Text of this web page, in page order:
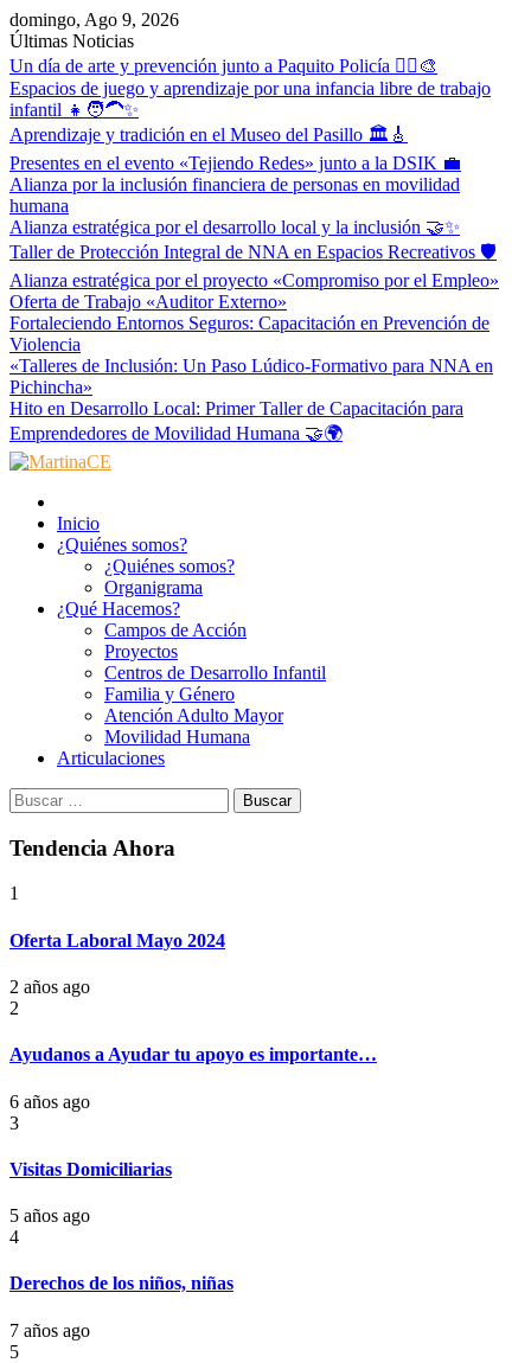
Skip
to
content
domingo, Ago 9, 2026
Últimas Noticias
Un día de arte y prevención junto a Paquito Policía 👮‍♂️🎨
Espacios de juego y aprendizaje por una infancia libre de trabajo
infantil 👧🧑‍🦱✨
Aprendizaje y tradición en el Museo del Pasillo 🏛️🎸
Presentes en el evento «Tejiendo Redes» junto a la DSIK 💼
Alianza por la inclusión financiera de personas en movilidad
humana
Alianza estratégica por el desarrollo local y la inclusión 🤝✨
Taller de Protección Integral de NNA en Espacios Recreativos 🛡️
Alianza estratégica por el proyecto «Compromiso por el Empleo»
Oferta de Trabajo «Auditor Externo»
Fortaleciendo Entornos Seguros: Capacitación en Prevención de
Violencia
«Talleres de Inclusión: Un Paso Lúdico-Formativo para NNA en
Pichincha»
Hito en Desarrollo Local: Primer Taller de Capacitación para
Emprendedores de Movilidad Humana 🤝🌍
MartinaCE
Martina Construyendo Esperanza
Inicio
¿Quiénes somos?
¿Quiénes somos?
Organigrama
¿Qué Hacemos?
Campos de Acción
Proyectos
Centros de Desarrollo Infantil
Familia y Género
Atención Adulto Mayor
Movilidad Humana
Articulaciones
Buscar:
Tendencia Ahora
1
Oferta Laboral Mayo 2024
2 años ago
2
Ayudanos a Ayudar tu apoyo es importante…
6 años ago
3
Visitas Domiciliarias
5 años ago
4
Derechos de los niños, niñas
7 años ago
5